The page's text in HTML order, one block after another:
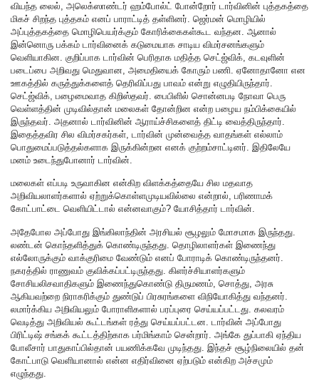
வியந்த லைல், அலெக்ஸாண்டர் ஹம்போல்ட் போன்றோர் டார்வினின் புத்தகத்தை
மிகச் சிறந்த புத்தகம் எனப் பாராட்டித் தள்ளினர். ஜெர்மன் மொழியில்
அப்புத்தகத்தை மொழிபெயர்க்கும் கோரிக்கைகள்கூட வந்தன. ஆனால்
இன்னொரு பக்கம் டார்வினைக் கடுமையாக சாடிய விமர்சனங்களும்
வெளியாகின. குறிப்பாக டார்வின் பெரிதாக மதித்த செட்ஜ்விக், கடவுளின்
படைப்பை அறிவது மெதுவான, அமைதியைக் கோரும் பணி. ஏனோதானோ என
ஊகத்தில் கருத்துக்களைத் தெரிவிப்பது பாவம் என்று எழுதியிருந்தார்.
செட்ஜ்விக், பழைமைவாத கிறிஸ்தவர். பைபிளில் சொன்னபடி நோவா பெரு
வெள்ளத்தின் முடிவில்தான் மலைகள் தோன்றின என்ற பழைய நம்பிக்கையில்
இருந்தவர். அதனால் டார்வினின் ஆராய்ச்சிகளைத் திட்டி வைத்திருந்தார்.
இதைத்தவிர சில விமர்சகர்கள், டார்வின் முன்வைத்த வாதங்கள் எல்லாம்
பொதுமைப்படுத்தல்களாக இருக்கின்றன எனக் குற்றம்சாட்டினர். இதிலேயே
மனம் உடைந்துபோனார் டார்வின்.
மலைகள் எப்படி உருவாகின என்கிற விளக்கத்தையே சில மதவாத
அறிவியலாளர்களால் ஏற்றுக்கொள்ளமுடியவில்லை என்றால், பரிணாமக்
கோட்பாட்டை வெளியிட்டால் என்னவாகும்? யோசித்தார் டார்வின்.
அதேபோல அப்போது இங்கிலாந்தின் அரசியல் சூழலும் மோசமாக இருந்தது.
லண்டன் கொந்தளித்துக் கொண்டிருந்தது. தொழிலாளர்கள் இணைந்து
எல்லோருக்கும் வாக்குரிமை வேண்டும் எனப் போராடிக் கொண்டிருந்தனர்.
நகரத்தில் ராணுவம் குவிக்கப்பட்டிருந்தது. கிளர்ச்சியாளர்களும்
சோசியலிசவாதிகளும் இணைந்துகொண்டு திருமணம், சொத்து, அரசு
ஆகியவற்றை நிராகரிக்கும் துண்டுப் பிரசுரங்களை விநியோகித்து வந்தனர்.
லமார்க்கிய அறிவியலும் போராளிகளால் பரப்புரை செய்யப்பட்டது. கலவரம்
வெடித்து அறிவியல் கூட்டங்கள் ரத்து செய்யப்பட்டன. டார்வின் அப்போது
பிரிட்டிஷ் சங்கக் கூட்டத்திற்காக பர்மிங்காம் சென்றார். அங்கே துப்பாகி ஏந்திய
போலீசார் பாதுகாப்பில்தான் பயணிக்கவே முடிந்தது. இந்தச் சூழ்நிலையில் தன்
கோட்பாடு வெளியானால் என்ன எதிர்வினை ஏற்படும் என்கிற அச்சமும்
எழுந்தது.